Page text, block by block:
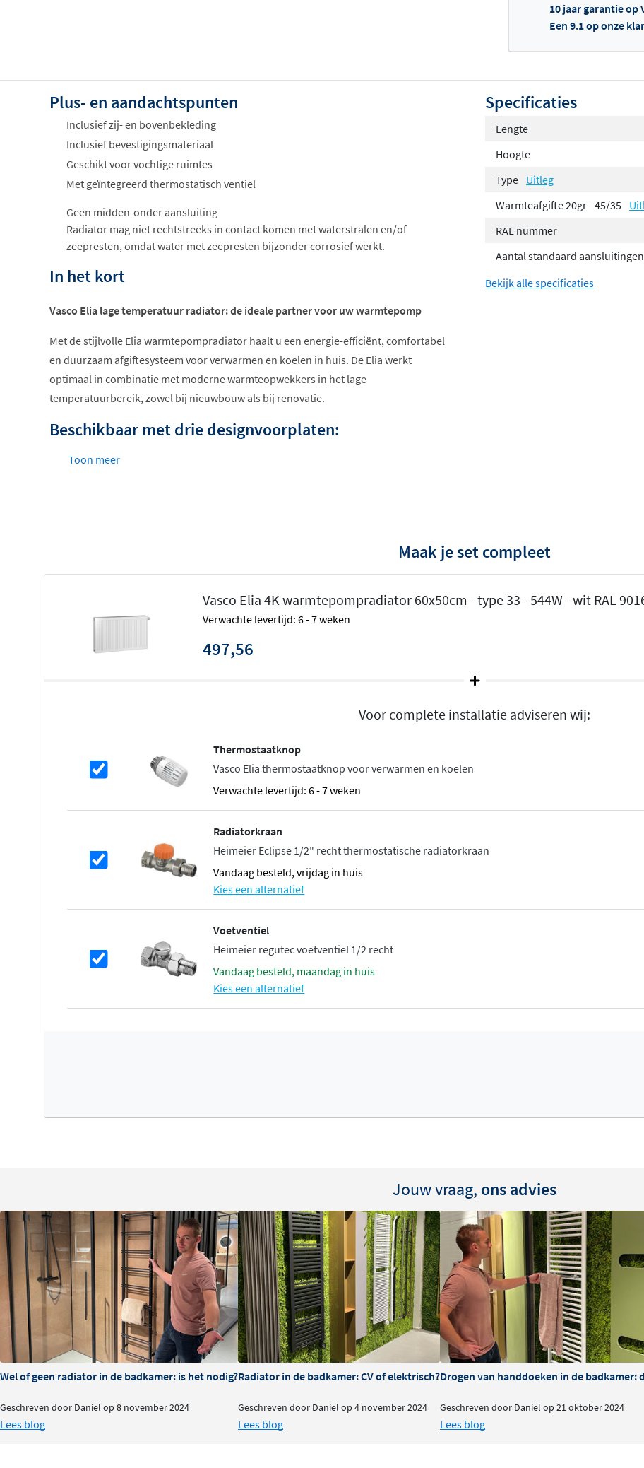
10 jaar garantie op
Een 9.1 op onze
Plus- en aandachtspunten
Inclusief zij- en bovenbekleding
Inclusief bevestigingsmateriaal
Geschikt voor vochtige ruimtes
Met geïntegreerd thermostatisch ventiel
Geen midden-onder aansluiting
Radiator mag niet rechtstreeks in contact komen met waterstralen en/of
zeepresten, omdat water met zeepresten bijzonder corrosief werkt.
In het kort
Vasco Elia lage temperatuur radiator: de ideale partner voor uw warmtepomp
Met de stijlvolle Elia warmtepompradiator haalt u een energie-efficiënt, comfortabel
en duurzaam afgiftesysteem voor verwarmen en koelen in huis. De Elia werkt
optimaal in combinatie met moderne warmteopwekkers in het lage
temperatuurbereik, zowel bij nieuwbouw als bij renovatie.
Beschikbaar met drie designvoorplaten:
Elia 4K (profiel)
aansluiting 3/4" 50mm. Bij deze types kunt u de radiator dus aan de onderzijde
aansluiten. Naast dat het in veel gevallen praktisch is, ziet het er ook veel strakker
Voordelen Vasco Elia
Perfect in combinatie met lagetemperatuursystemen
Voor nieuwbouw & renovatie
Eenvoudige installatie
Verwarmen op lage temperatuur
Verwarmt u op lage temperatuur met een warmtepomp of condensatieketel, dan
hoeft uw installatie minder hard te werken om het verwarmingswater op
temperatuur te krijgen. Zo kunt u energie besparen. Tenminste, als uw
warmteafgiftesysteem hierop is afgestemd. Klassieke radiatoren vragen een
rendement zijn lagetemperatuurradiatoren of vloerverwarming de oplossing.
Verwarmen & koelen
65°C geniet u al van een behaaglijk verwarmingscomfort. Bij aanvoertemperaturen
oppervlak, om voldoende warmte te kunnen afgeven. Met de Vasco Elia is dat
verleden tijd. Deze compacte lagetemperatuurradiator sluit u namelijk moeiteloos
aan op de bestaande leidingen van uw cv-ketel. Geen sloop- of breekwerk dus: de
paneelradiator wordt 'stekkerklaar' geleverd. Monteren, aansluiten op het
stroomnet en klaar! Uiteraard is de Vasco Elia ook geschikt voor
nieuwbouwprojecten.
Elia-lagetemperatuurradiatoren: optimale
warmteverdeling
Naast de snelle montage heeft de Elia-paneelradiator nog meer voordelen. De
warmtepompradiator staat garant voor indrukwekkende prestaties. Door de
Toon meer
Specificaties
Lengte
Hoogte
Type Uitleg
Warmteafgifte 20gr - 45/35
RAL nummer
Aantal standaard aansluitingen
Bekijk alle specificaties
Maak je set compleet
Vasco Elia 4K warmtepompradiator 60x50cm - type 33 - 544W - wit RAL
Verwachte levertijd: 6 - 7 weken
497,56
Voor complete installatie adviseren wij:
Thermostaatknop
Vasco Elia thermostaatknop voor verwarmen en koelen
Verwachte levertijd: 6 - 7 weken
Radiatorkraan
Heimeier Eclipse 1/2" recht thermostatische radiatorkraan
vandaag besteld, vrijdag in huis
Kies een alternatief
Voetventiel
Heimeier regutec voetventiel 1/2 recht
vandaag besteld, maandag in huis
Kies een alternatief
Jouw vraag, ons advies
Wel of geen radiator in de badkamer: is het nodig?
Geschreven door Daniel op 8 november 2024
Lees blog
Radiator in de badkamer: CV of elektrisch?
Geschreven door Daniel op 4 november 2024
Lees blog
Drogen van handdoeken in de badkamer:
Geschreven door Daniel op 21 oktober 2024
Lees blog